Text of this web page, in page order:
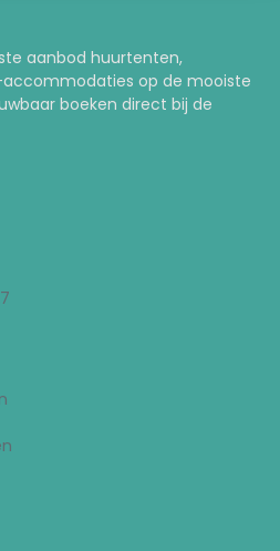
aanbod huurtenten,
op de mooiste
boeken direct bij de